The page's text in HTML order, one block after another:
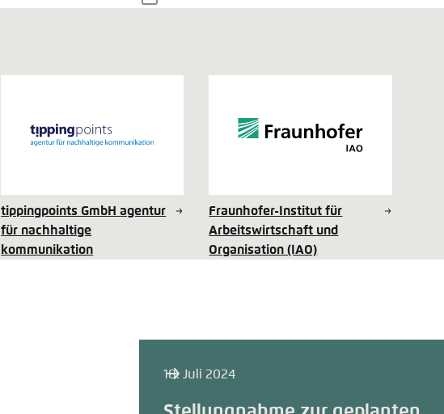
E-
tippingpoints GmbH agentur
für nachhaltige
kommunikation
Fraunhofer-Institut für
Arbeitswirtschaft und
Organisation (IAO)
18. Juli 2024